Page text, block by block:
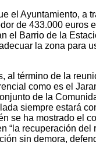
el Ayuntamiento, a
de 433.000 euros
el Barrio de la
la zona para
al término de la
como es el
de la
siempre estará
se ha mostrado el
“la recuperación del
sin demora,